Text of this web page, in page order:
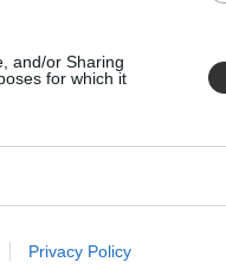
and/or Sharing
for which it
Privacy Policy